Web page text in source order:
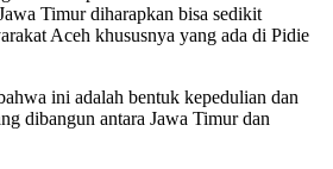
Timur diharapkan bisa sedikit
Aceh khususnya yang ada di Pidie
ini adalah bentuk kepedulian dan
dibangun antara Jawa Timur dan